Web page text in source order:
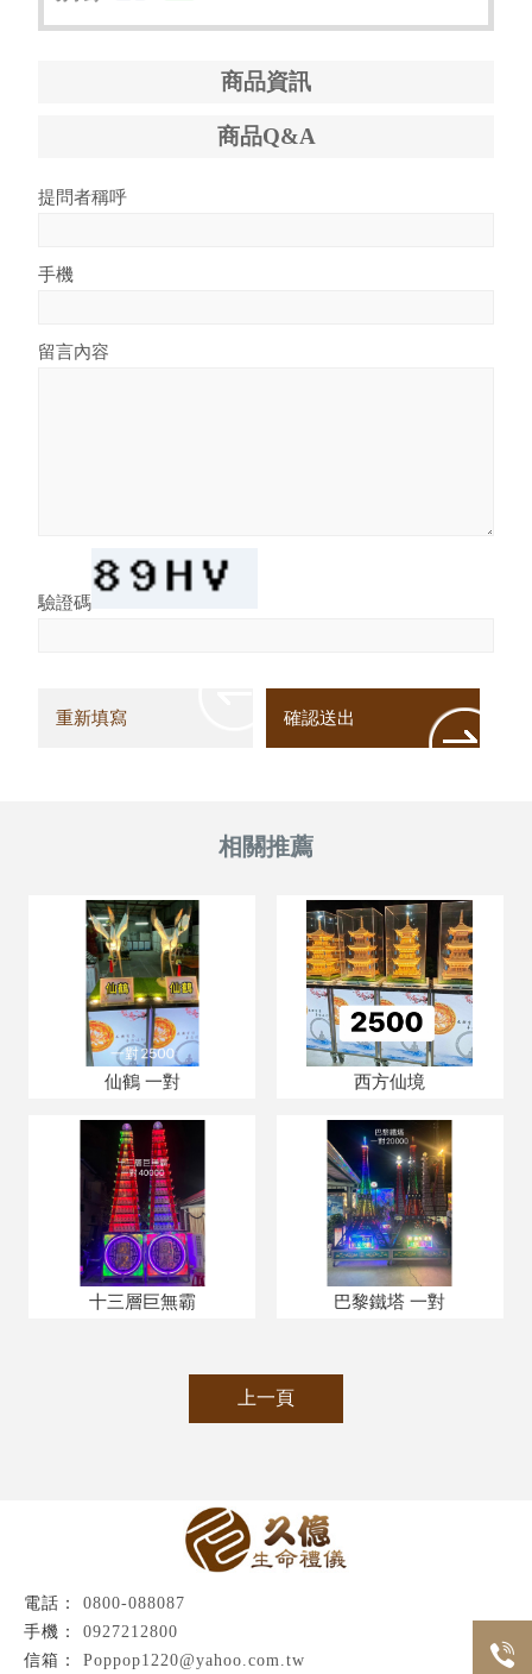
商品資訊
商品Q&A
提問者稱呼
手機
留言內容
驗證碼
仙鶴 一對 西方仙境
十三層巨無霸 巴黎鐵塔 一對
上一頁
0800-088087
0927212800
Poppop1220@yahoo.com.tw